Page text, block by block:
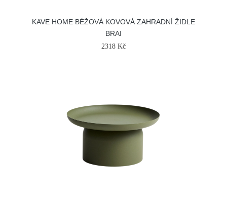
KAVE HOME BÉŽOVÁ KOVOVÁ ZAHRADNÍ ŽIDLE
BRAI
2318 Kč